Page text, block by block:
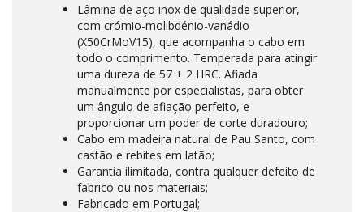
Lâmina de aço inox de qualidade superior,
com crómio-molibdénio-vanádio
(X50CrMoV15), que acompanha o cabo em
todo o comprimento. Temperada para atingir
uma dureza de 57 ± 2 HRC. Afiada
manualmente por especialistas, para obter
um ângulo de afiação perfeito, e
proporcionar um poder de corte duradouro;
Cabo em madeira natural de Pau Santo, com
castão e rebites em latão;
Garantia ilimitada, contra qualquer defeito de
fabrico ou nos materiais;
Fabricado em Portugal;